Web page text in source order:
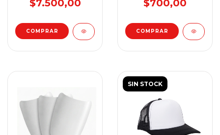
$7.500,00 $700,00
SIN STOCK